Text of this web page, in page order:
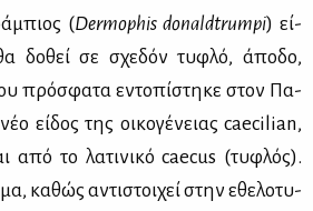
(Dermophis donaldtrumpi) εί­
δο­θεί σε σχε­δόν τυ­φλό, άπο­δο,
πρό­σφα­τα εντο­πί­στη­κε στον Πα­
εί­δος της οι­κο­γέ­νειας caecilian,
από το λα­τι­νι­κό caecus (τυ­φλός).
κα­θώς αντι­στοι­χεί στην εθε­λο­τυ­